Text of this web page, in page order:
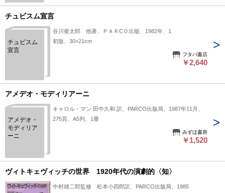
チュビスム宣言
チュビスム
宣言
谷川俊太郎 他著、ＰＡＲCＯ出版、1982年、1
初版、30×21cm
フタバ書店
￥2,640
アメデオ・モディリアーニ
アメデオ・
モディリア
ーニ
キャロル・マン 田中久和 訳、PARCO出版局、1987年11月、
275頁、A5判、1冊
みずほ書房
￥1,520
ヴィトキェヴィッチの世界 1920年代の演劇的〈知〉
中村雄二郎監修 松本小四郎訳、PARCO出版局、1985